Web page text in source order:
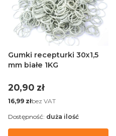
Gumki recepturki 30x1,5
mm białe 1KG
Cena
20,90 zł
Cena
16,99 złbez VAT
Dostępność: duża ilość